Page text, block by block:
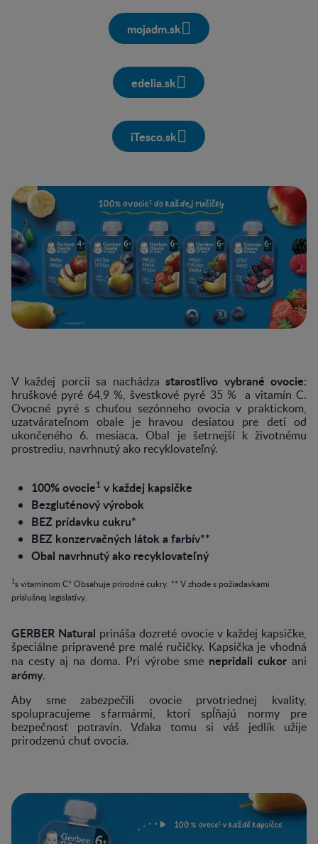
mojadm.sk
edelia.sk
iTesco.sk
V každej porcii sa nachádzastarostlivo vybrané ovocie:
hruškové pyré 64,9 %, švestkové pyré 35 % a vitamín C.
Ovocné pyré s chuťou sezónneho ovocia v praktickom,
uzatvárateľnom obale je hravou desiatou pre deti od
ukončeného 6. mesiaca. Obal je šetrnejší k životnému
prostrediu, navrhnutý ako recyklovateľný.
100% ovocie1 v každej kapsičke
Bezgluténový výrobok
BEZ prídavku cukru*
BEZ konzervačných látok a farbív**
Obal navrhnutý ako recyklovateľný
1s vitamínom C* Obsahuje prírodné cukry. ** V zhode s požiadavkami
príslušnej legislatívy.
GERBER Natural prináša dozreté ovocie v každej kapsičke,
špeciálne pripravené pre malé ručičky. Kapsička je vhodná
na cesty aj na doma. Pri výrobe sme nepridali cukor ani
arómy.
Aby sme zabezpečili ovocie prvotriednej kvality,
spolupracujeme s farmármi, ktorí spĺňajú normy pre
bezpečnosť potravín. Vďaka tomu si váš jedlík užije
prirodzenú chuť ovocia.